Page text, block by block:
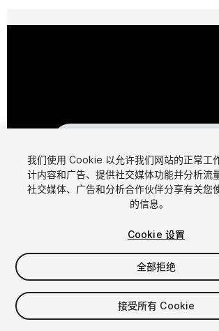
1/4
$25
我们使用 Cookie 以允许我们网站的正常工
计内容和广告、提供社交媒体功能并分析流
社交媒体、广告和分析合作伙伴分享有关您
的信息。
Cookie 设置
全部拒绝
接受所有 Cookie